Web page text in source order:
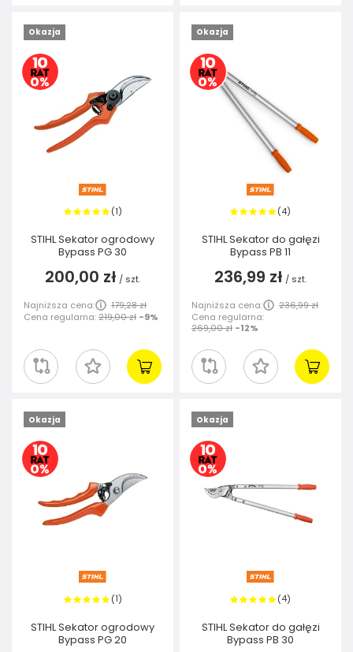
Okazja
(1)
STIHL Sekator ogrodowy
Bypass PG 30
200,00 zł / szt.
Najniższa cena:
179,28 zł
Cena regularna:219,00 zł -9%
Okazja
(4)
STIHL Sekator do gałęzi
Bypass PB 11
236,99 zł / szt.
Najniższa cena:
236,99 zł
Cena regularna:
269,00 zł -12%
Okazja
(1)
STIHL Sekator ogrodowy
Bypass PG 20
Okazja
(4)
STIHL Sekator do gałęzi
Bypass PB 30